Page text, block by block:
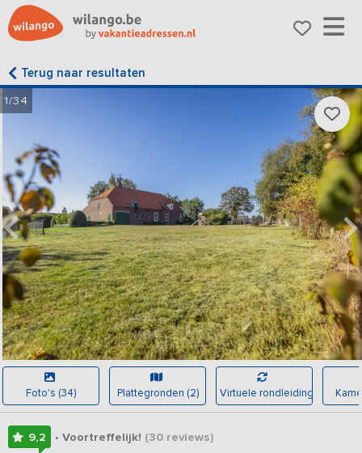
Terug naar resultaten
1/34
Foto's (34) Plattegronden (2) Virtuele rondleiding
9,2 • Voortreffelijk! (30reviews)